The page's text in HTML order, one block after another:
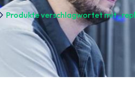
Produkte verschlagwortet mit